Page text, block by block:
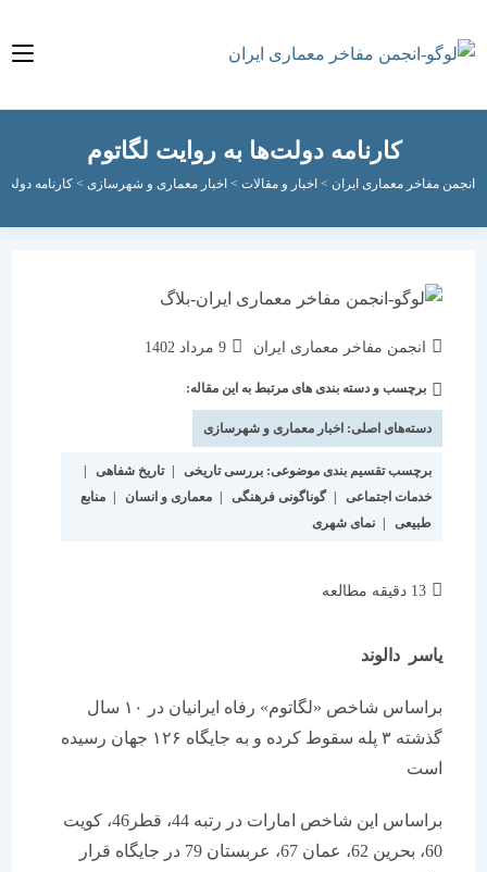
كارنامه دولت‌ها به روايت لگاتوم
مفاخر معماری ایران>اخبار و مقالات>اخبار معماری و شهرسازی>كارنامه دولت‌ها
نویسندهٔ
انجمن مفاخر معماری ایران
نوشته
شده
است:
9 مرداد 1402
دسته‌
نوشته:
برچسب و دسته بندی های مرتبط به این مقاله:
دسته‌های اصلی:اخبار معماری و شهرسازی
برچسب تقسیم بندی موضوعی:بررسی تاریخی | تاریخ شفاهی |
خدمات اجتماعی | گوناگونی فرهنگی | معماری و انسان |
منابع
طبیعی | نمای شهری
13 دقیقه مطالعه
ياسر دالوند
براساس شاخص «لگاتوم» رفاه ايرانيان در ۱۰ سال
گذشته ۳ پله سقوط كرده و به جايگاه ۱۲۶ جهان رسيده
است
براساس اين شاخص امارات در رتبه 44، قطر46، كويت
60، بحرين 62، عمان 67، عربستان 79 در جايگاه قرار